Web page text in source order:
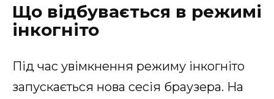
Що відбувається в режимі
інкогніто
Під час увімкнення режиму інкогніто
запускається нова сесія браузера. На